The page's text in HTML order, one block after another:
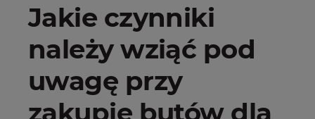
Jakie czynniki
należy wziąć pod
uwagę przy
zakupie butów dla